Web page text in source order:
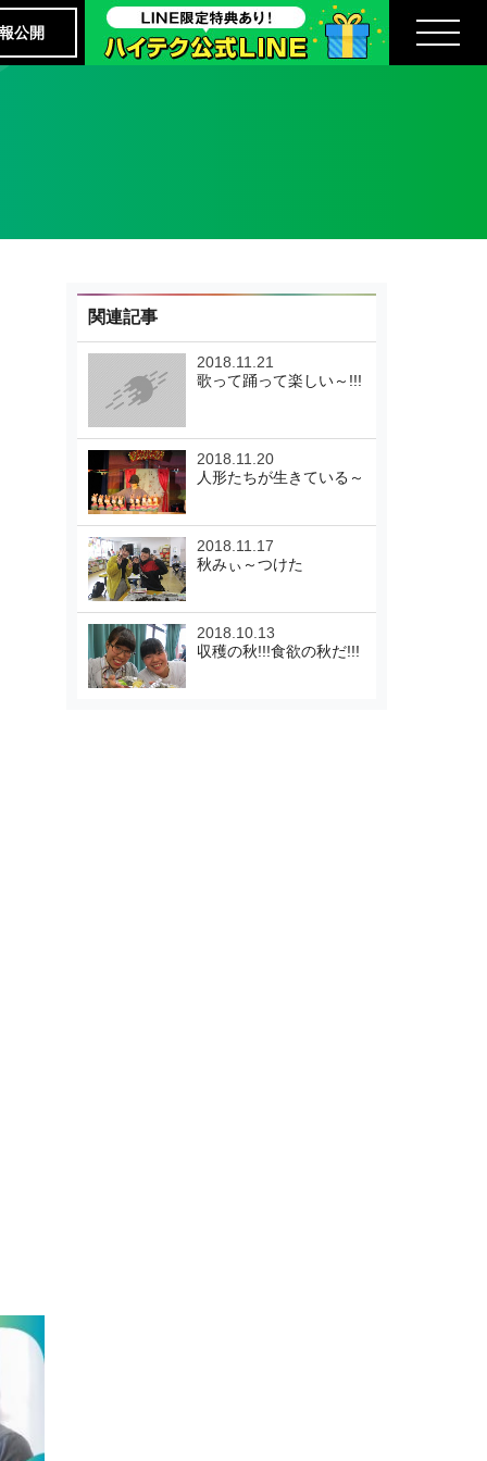
公開
関連記事
2018.11.21
歌って踊って楽しい～!!!
2018.11.20
人形たちが生きている～
2018.11.17
秋みぃ～つけた
2018.10.13
収穫の秋!!!食欲の秋だ!!!